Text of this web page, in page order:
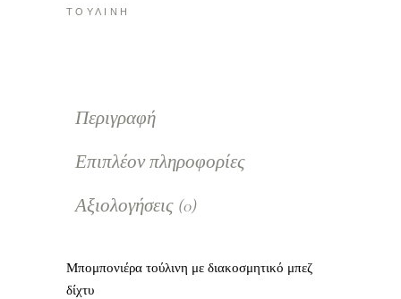
ΤΟΥΛΙΝΗ
Περιγραφή
Επιπλέον πληροφορίες
Αξιολογήσεις (0)
Μπομπονιέρα τούλινη με διακοσμητικό μπεζ
δίχτυ